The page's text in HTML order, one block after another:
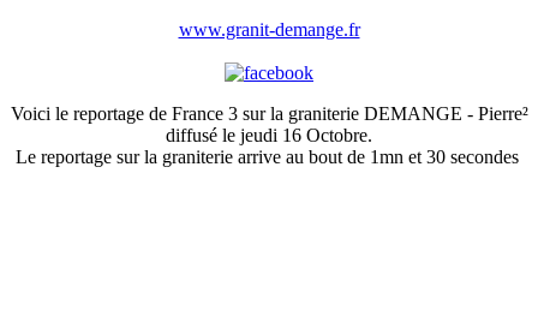
www.granit-demange.fr
Voici le reportage de France 3 sur la graniterie DEMANGE - Pierre²
diffusé le jeudi 16 Octobre.
Le reportage sur la graniterie arrive au bout de 1mn et 30 secondes